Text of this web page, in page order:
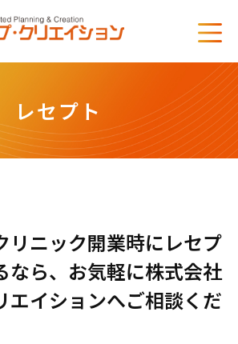
レセプト
リニック開業時にレセプ
なら、お気軽に株式会社
エイションへご相談くだ